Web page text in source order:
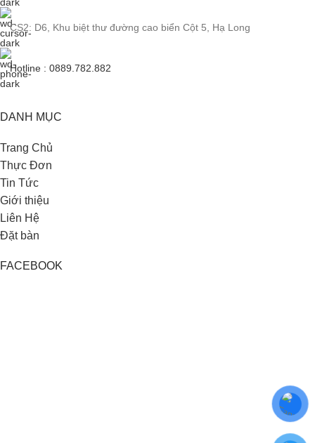
CS2: D6, Khu biệt thư đường cao biển Cột 5, Hạ Long
Hotline : 0889.782.882
DANH MỤC
Trang Chủ
Thực Đơn
Tin Tức
Giới thiệu
Liên Hệ
Đặt bàn
FACEBOOK